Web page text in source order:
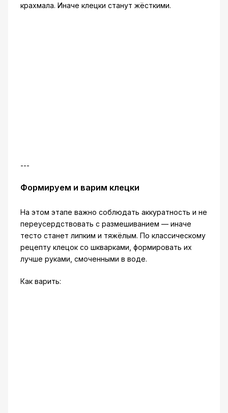
крахмала. Иначе клецки станут жёсткими.
---
Формируем и варим клецки
На этом этапе важно соблюдать аккуратность и не
переусердствовать с размешиванием — иначе
тесто станет липким и тяжёлым. По классическому
рецепту клецок со шкварками, формировать их
лучше руками, смоченными в воде.
Как варить: